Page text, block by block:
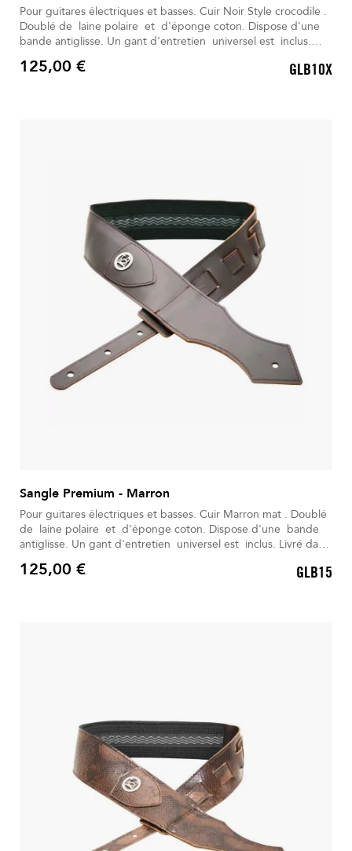
Pour guitares électriques et basses. Cuir Noir Style crocodile .
Doublé de laine polaire et d'éponge coton. Dispose d'une
bande antiglisse. Un gant d'entretien universel est inclus.
Prix
125,00 € GLB10X
Sangle Premium - Marron
Pour guitares électriques et basses. Cuir Marron mat . Doublé
de laine polaire et d'éponge coton. Dispose d'une bande
antiglisse. Un gant d'entretien universel est inclus. Livré dans
Prix
125,00 € GLB15